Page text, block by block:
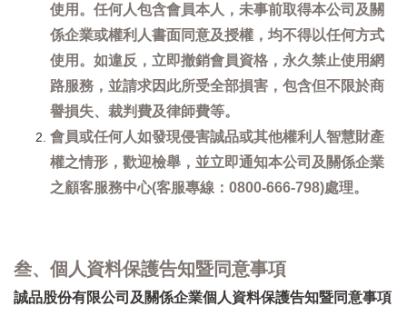
使用。任何人包含會員本人，未事前取得本公司及關
係企業或權利人書面同意及授權，均不得以任何方式
使用。如違反，立即撤銷會員資格，永久禁止使用網
路服務，並請求因此所受全部損害，包含但不限於商
譽損失、裁判費及律師費等。
會員或任何人如發現侵害誠品或其他權利人智慧財產
權之情形，歡迎檢舉，並立即通知本公司及關係企業
之顧客服務中心(客服專線：0800-666-798)處理。
叁、個人資料保護告知暨同意事項
誠品股份有限公司及關係企業個人資料保護告知暨同意事項